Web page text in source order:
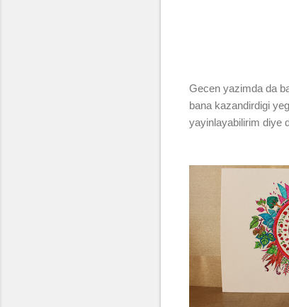
Gecen yazimda da
bana kazandirdigi
yayinlayabilirim diye